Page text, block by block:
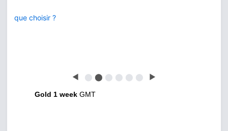
que choisir ?
◀ ⬤ ⬤ ⬤ ⬤ ⬤ ⬤ ▶
Gold 1 week GMT